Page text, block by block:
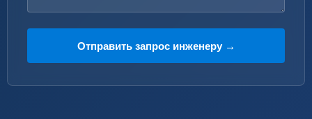
Отправить запрос инженеру →